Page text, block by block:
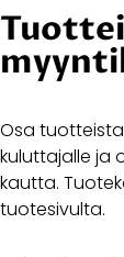
Osa
kuluttajalle ja
kautta.
tuotesivulta.